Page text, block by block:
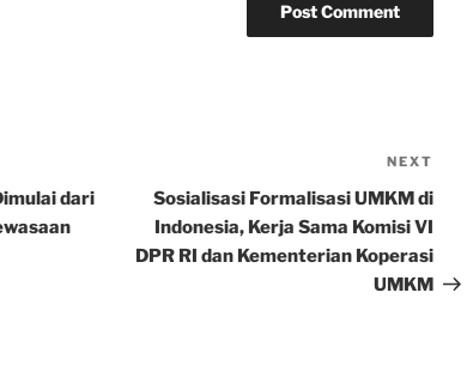
dari
Post
NEXT
Sosialisasi Formalisasi UMKM di
Indonesia, Kerja Sama Komisi VI
DPR RI dan Kementerian Koperasi
UMKM